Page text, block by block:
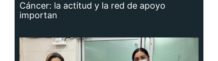
Cáncer: la actitud y la red de apoyo
importan